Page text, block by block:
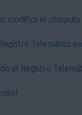
modifica el
Telemático
el Registro